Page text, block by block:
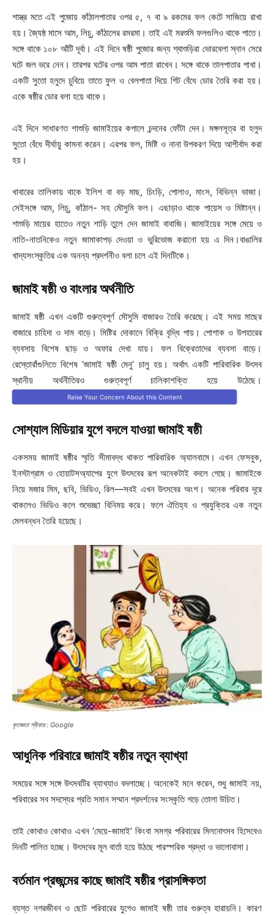
শাস্ত্র মতে এই পুজোয় কাঁঠালপাতার ওপর ৫, ৭ বা ৯ রকমের ফল কেটে সাজিয়ে রাখা
হয়। জ্যৈষ্ঠ মাসে আম, লিচু, কাঁঠালের রমরমা। তাই এই মরশুমি ফলগুলিও থাকে পাতে।
সঙ্গে থাকে ১০৮ আঁটি দূর্বা। এই দিনে ষষ্ঠী পুজোর জন্য শ্বাশুড়িরা ভোরবেলা স্নান সেরে
ঘটে জল ভরে নেন। তারপর ঘটের ওপর আম পাতা রাখেন। সঙ্গে থাকে তালপাতার পাখা।
একটি সুতো হলুদে চুবিয়ে তাতে ফুল ও বেলপাতা দিয়ে গিট বেঁধে ডোর তৈরি করা হয়।
একে ষষ্ঠীর ডোর বলা হয়ে থাকে।
এই দিনে সাধারণত শাশুড়ি জামাইয়ের কপালে চন্দনের ফোঁটা দেন। মঙ্গলসূত্র বা হলুদ
সুতো বেঁধে দীর্ঘায়ু কামনা করেন। এরপর ফল, মিষ্টি ও নানা উপকরণ দিয়ে আশীর্বাদ করা
হয়।
খাবারের তালিকায় থাকে ইলিশ বা বড় মাছ, চিংড়ি, পোলাও, মাংস, বিভিন্ন ভাজা।
সেইসঙ্গে আম, লিচু, কাঁঠাল- সহ মৌসুমি ফল। এছাড়াও থাকে পায়েস ও মিষ্টান্ন।
শাশুড়ি মায়ের হাতেও নতুন শাড়ি তুলে দেন জামাই বাবাজি। জামাইয়ের সঙ্গে মেয়ে ও
নাতি-নাতনিকেও নতুন জামাকাপড় দেওয়া ও ভুরিভোজ করানো হয় এ দিন।বাঙালির
খাদ্যসংস্কৃতির এক অনন্য প্রদর্শনীও বলা চলে এই দিনটিকে।
জামাই ষষ্ঠী ও বাংলার অর্থনীতি
জামাই ষষ্ঠী এখন একটি গুরুত্বপূর্ণ মৌসুমি বাজারও তৈরি করেছে। এই সময় মাছের
বাজারে চাহিদা ও দাম বাড়ে। মিষ্টির দোকানে বিক্রি বৃদ্ধি পায়। পোশাক ও উপহারের
ব্যবসায় বিশেষ ছাড় ও অফার দেখা যায়। ফল বিক্রেতাদের ব্যবসা বাড়ে।
রেস্তোরাঁগুলিতে বিশেষ ‘জামাই ষষ্ঠী মেনু’ চালু হয়। অর্থাৎ একটি পারিবারিক উৎসব
স্থানীয় অর্থনীতিরও গুরুত্বপূর্ণ চালিকাশক্তি হয়ে উঠেছে।
Raise Your Concern About this Content
সোশ্যাল মিডিয়ার যুগে বদলে যাওয়া জামাই ষষ্ঠী
একসময় জামাই ষষ্ঠীর স্মৃতি সীমাবদ্ধ থাকত পারিবারিক অ্যালবামে। এখন ফেসবুক,
ইনস্টাগ্রাম ও হোয়াটসঅ্যাপের যুগে উৎসবের রূপ অনেকটাই বদলে গেছে। জামাইকে
নিয়ে মজার মিম, ছবি, ভিডিও, রিল—সবই এখন উৎসবের অংশ। অনেক পরিবার দূরে
থাকলেও ভিডিও কলে শুভেচ্ছা বিনিময় করে। ফলে ঐতিহ্য ও প্রযুক্তির এক নতুন
মেলবন্ধন তৈরি হয়েছে।
কৃতজ্ঞতা স্বীকার : Google
আধুনিক পরিবারে জামাই ষষ্ঠীর নতুন ব্যাখ্যা
সময়ের সঙ্গে সঙ্গে উৎসবটির ব্যাখ্যাও বদলাচ্ছে। অনেকেই মনে করেন, শুধু জামাই নয়,
পরিবারের সব সদস্যের প্রতি সমান সম্মান প্রদর্শনের সংস্কৃতি গড়ে তোলা উচিত।
তাই কোথাও কোথাও এখন ‘মেয়ে-জামাই’ কিংবা সমগ্র পরিবারের মিলনোৎসব হিসেবেও
দিনটি পালিত হচ্ছে। উৎসবের মূল বার্তা হয়ে উঠছে পারস্পরিক শ্রদ্ধা ও ভালোবাসা।
বর্তমান প্রজন্মের কাছে জামাই ষষ্ঠীর প্রাসঙ্গিকতা
ব্যস্ত নগরজীবন ও ছোট পরিবারের যুগেও জামাই ষষ্ঠী তার গুরুত্ব হারায়নি। কারণ